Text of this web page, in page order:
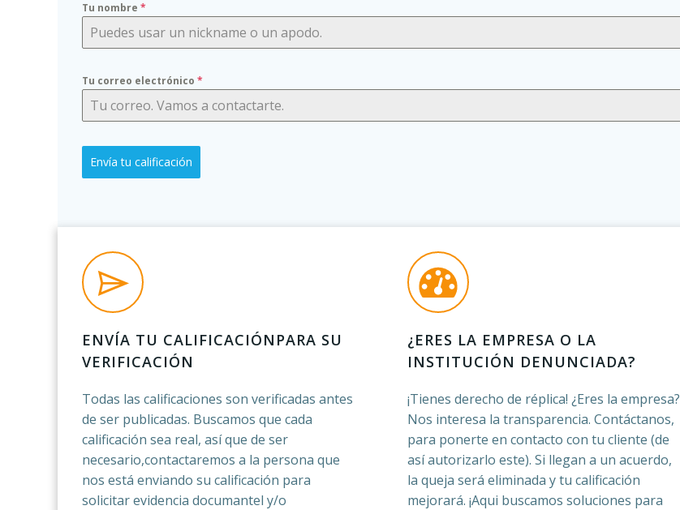
Tu nombre *
Tu correo electrónico *
Envía tu calificación
ENVÍA TU CALIFICACIÓNPARA SU
VERIFICACIÓN
Todas las calificaciones son verificadas antes
de ser publicadas. Buscamos que cada
calificación sea real, así que de ser
necesario,contactaremos a la persona que
nos está enviando su calificación para
solicitar evidencia documantel y/o
¿ERES LA EMPRESA O LA
INSTITUCIÓN DENUNCIADA?
¡Tienes derecho de réplica! ¿Eres la empresa?
Nos interesa la transparencia. Contáctanos,
para ponerte en contacto con tu cliente (de
así autorizarlo este). Si llegan a un acuerdo,
la queja será eliminada y tu calificación
mejorará. ¡Aqui buscamos soluciones para